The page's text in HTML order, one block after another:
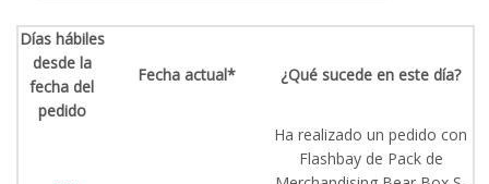
Días hábiles
desde la
fecha del
pedido
Fecha actual* ¿Qué sucede en este día?
Ha realizado un pedido con
Flashbay de Pack de